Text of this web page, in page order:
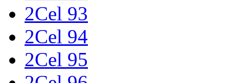
2Cel 93
2Cel 94
2Cel 95